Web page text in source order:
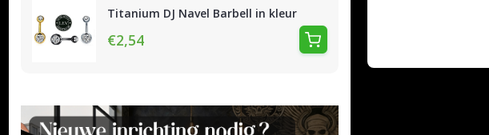
Titanium DJ Navel Barbell in kleur
€2,54